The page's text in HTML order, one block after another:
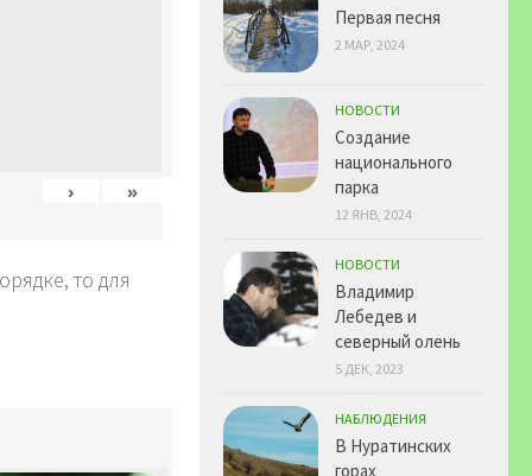
› »
то для
Первая песня
2 МАР, 2024
НОВОСТИ
Создание
национального
парка
12 ЯНВ, 2024
НОВОСТИ
Владимир
Лебедев и
северный олень
5 ДЕК, 2023
НАБЛЮДЕНИЯ
В Нуратинских
горах